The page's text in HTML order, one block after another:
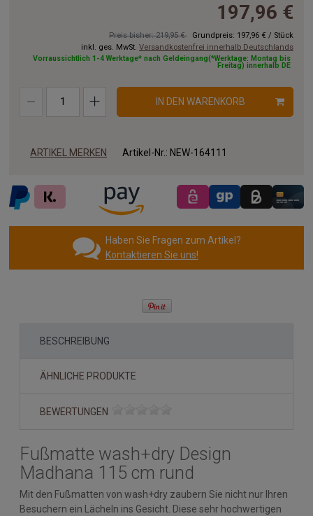
197,96 €
Preis bisher: 219,95 € Grundpreis: 197,96 € / Stück
inkl. ges. MwSt. Versandkostenfrei innerhalb Deutschlands
Vorraussichtlich 1-4 Werktage* nach Geldeingang(*Werktage: Montag bis
Freitag) innerhalb DE
IN DEN WARENKORB
ARTIKEL MERKEN Artikel-Nr.: NEW-164111
Haben Sie Fragen zum Artikel?
Kontaktieren Sie uns!
BESCHREIBUNG
ÄHNLICHE PRODUKTE
BEWERTUNGEN
Fußmatte wash+dry Design
Madhana 115 cm rund
Mit den Fußmatten von wash+dry zaubern Sie nicht nur Ihren
Besuchern ein Lächeln ins Gesicht. Diese sehr hochwertigen